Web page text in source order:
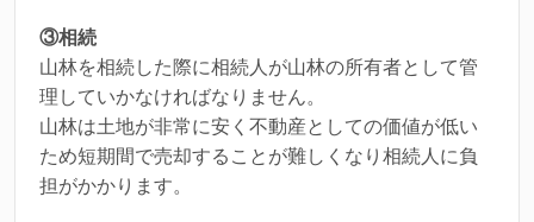
③相続
山林を相続した際に相続人が山林の所有者として管
理していかなければなりません。
山林は土地が非常に安く不動産としての価値が低い
ため短期間で売却することが難しくなり相続人に負
担がかかります。